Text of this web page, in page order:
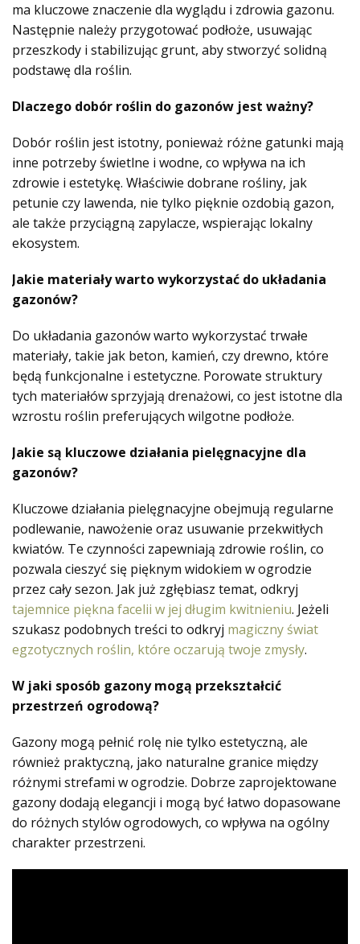
ma kluczowe znaczenie dla wyglądu i zdrowia gazonu.
Następnie należy przygotować podłoże, usuwając
przeszkody i stabilizując grunt, aby stworzyć solidną
podstawę dla roślin.
Dlaczego dobór roślin do gazonów jest ważny?
Dobór roślin jest istotny, ponieważ różne gatunki mają
inne potrzeby świetlne i wodne, co wpływa na ich
zdrowie i estetykę. Właściwie dobrane rośliny, jak
petunie czy lawenda, nie tylko pięknie ozdobią gazon,
ale także przyciągną zapylacze, wspierając lokalny
ekosystem.
Jakie materiały warto wykorzystać do układania
gazonów?
Do układania gazonów warto wykorzystać trwałe
materiały, takie jak beton, kamień, czy drewno, które
będą funkcjonalne i estetyczne. Porowate struktury
tych materiałów sprzyjają drenażowi, co jest istotne dla
wzrostu roślin preferujących wilgotne podłoże.
Jakie są kluczowe działania pielęgnacyjne dla
gazonów?
Kluczowe działania pielęgnacyjne obejmują regularne
podlewanie, nawożenie oraz usuwanie przekwitłych
kwiatów. Te czynności zapewniają zdrowie roślin, co
pozwala cieszyć się pięknym widokiem w ogrodzie
przez cały sezon. Jak już zgłębiasz temat, odkryj
tajemnice piękna facelii w jej długim kwitnieniu. Jeżeli
szukasz podobnych treści to odkryj magiczny świat
egzotycznych roślin, które oczarują twoje zmysły.
W jaki sposób gazony mogą przekształcić
przestrzeń ogrodową?
Gazony mogą pełnić rolę nie tylko estetyczną, ale
również praktyczną, jako naturalne granice między
różnymi strefami w ogrodzie. Dobrze zaprojektowane
gazony dodają elegancji i mogą być łatwo dopasowane
do różnych stylów ogrodowych, co wpływa na ogólny
charakter przestrzeni.